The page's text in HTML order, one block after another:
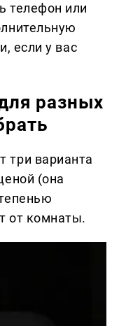
телефон или
если у вас
разных
три варианта
(она
от комнаты.